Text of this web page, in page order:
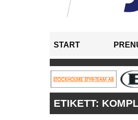
START
ETIKETT: